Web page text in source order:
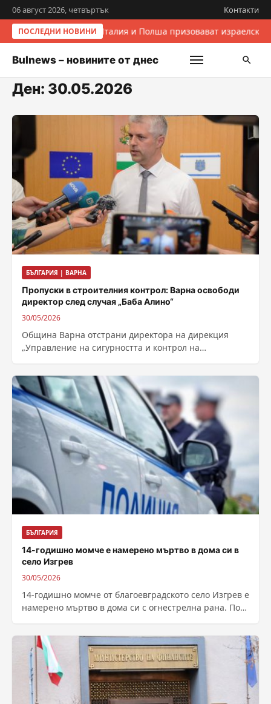
06 август 2026, четвъртък Контакти
ПОСЛЕДНИ НОВИНИ Италия и Полша призовават
Bulnews – новините от днес
Ден: 30.05.2026
БЪЛГАРИЯ | ВАРНА
Пропуски в строителния контрол: Варна освободи
директор след случая „Баба Алино“
30/05/2026
Община Варна отстрани директора на дирекция
„Управление на сигурността и контрол на
БЪЛГАРИЯ
14-годишно момче е намерено мъртво в дома си в
село Изгрев
30/05/2026
14-годишно момче от благоевградското село Изгрев е
намерено мъртво в дома си с огнестрелна рана. По